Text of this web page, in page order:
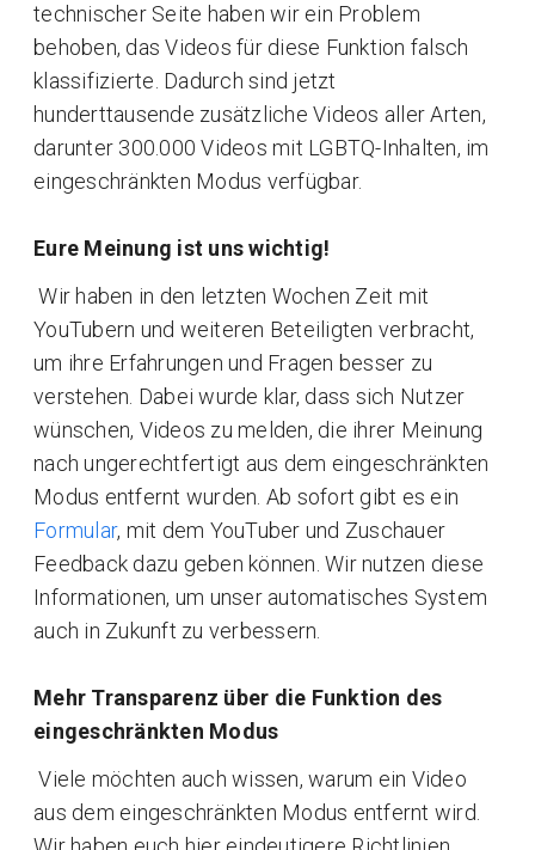
technischer Seite haben wir ein Problem
behoben, das Videos für diese Funktion falsch
klassifizierte. Dadurch sind jetzt
hunderttausende zusätzliche Videos aller Arten,
darunter 300.000 Videos mit LGBTQ-Inhalten, im
eingeschränkten Modus verfügbar.
Eure Meinung ist uns wichtig!
Wir haben in den letzten Wochen Zeit mit
YouTubern und weiteren Beteiligten verbracht,
um ihre Erfahrungen und Fragen besser zu
verstehen. Dabei wurde klar, dass sich Nutzer
wünschen, Videos zu melden, die ihrer Meinung
nach ungerechtfertigt aus dem eingeschränkten
Modus entfernt wurden. Ab sofort gibt es ein
Formular, mit dem YouTuber und Zuschauer
Feedback dazu geben können. Wir nutzen diese
Informationen, um unser automatisches System
auch in Zukunft zu verbessern.
Mehr Transparenz über die Funktion des
eingeschränkten Modus
Viele möchten auch wissen, warum ein Video
aus dem eingeschränkten Modus entfernt wird.